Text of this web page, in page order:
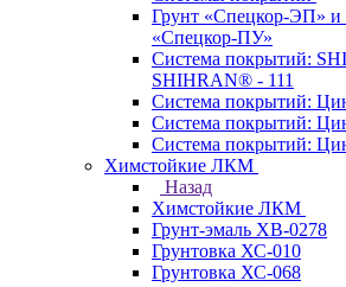
Грунт «Спецкор-ЭП» и
«Спецкор-ПУ»
Система покрытий:
SHIHRAN® - 111
Система покрытий:
Система покрытий:
Система покрытий:
Химстойкие ЛКМ
Назад
Химстойкие ЛКМ
Грунт-эмаль ХВ-0278
Грунтовка ХС-010
Грунтовка ХС-068